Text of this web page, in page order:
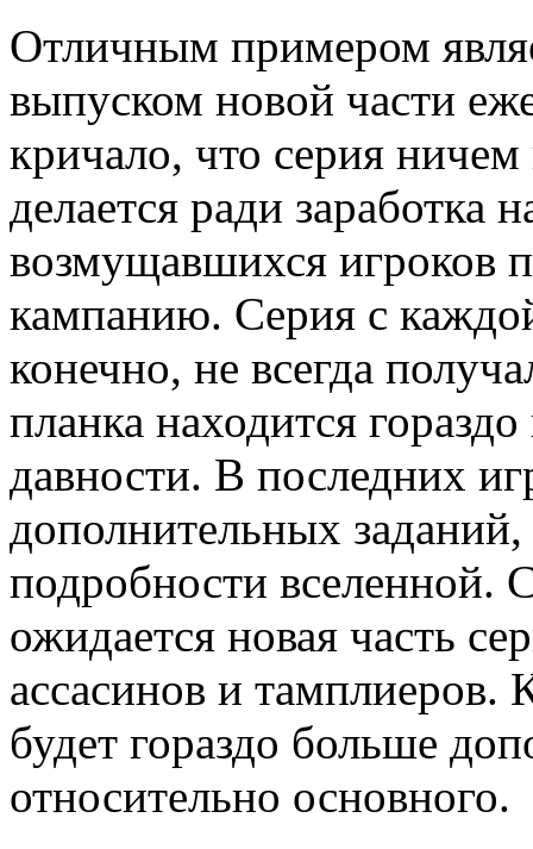
Отличным примером
выпуском новой части
кричало, что серия ничем
делается ради заработка
возмущавшихся игроков
кампанию. Серия с
конечно, не всегда
планка находится
давности. В последних
дополнительных
подробности вселенной.
ожидается новая часть
ассасинов и тамплиеров.
будет гораздо больше
относительно основного.